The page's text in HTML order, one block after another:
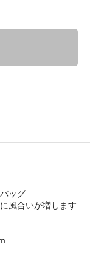
ッグ
風合いが増します